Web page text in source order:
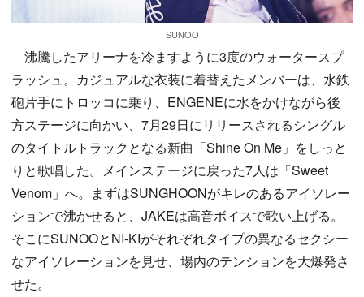
SUNOO
沸騰したアリーナを冷ますように3度のウォータースプ
ラッシュ。カジュアルな衣装に着替えたメンバーは、水鉄
砲片手にトロッコに乗り、ENGENEに水をかけながら後
方ステージに向かい、7月29日にリリースされるシングル
のタイトルトラックとなる新曲「Shine On Me」をしっと
りと歌唱した。メインステージに戻った7人は「Sweet
Venom」へ。まずはSUNGHOONがキレのあるアイソレー
ションで沸かせると、JAKEは高音ボイスで歌い上げる。
そこにSUNOOとNI-KIがそれぞれタイプの異なるセクシー
なアイソレーションを見せ、場内のテンションを大爆発さ
せた。